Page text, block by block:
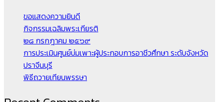
ขอแสดงความยินดี
กิจกรรมเฉลิมพระเกียรติ
๒๘ กรกฎาคม ๒๕๖๙
การประเมินศูนย์บ่มเพาะผู้ประกอบการอาชีวศึกษา ระดับจังหวัด
ปราจีนบุรี
พิธีถวายเทียนพรรษา